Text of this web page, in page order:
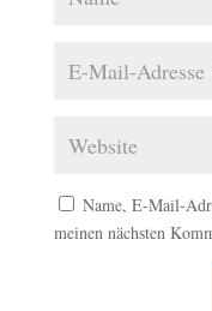
Name, E-Mail-
meinen nächsten